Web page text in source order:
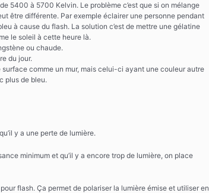
5400 à 5700 Kelvin. Le problème c’est que si on mélange
être différente. Par exemple éclairer une personne pendant
à cause du flash. La solution c’est de mettre une gélatine
le soleil à cette heure là.
ou chaude.
du jour.
comme un mur, mais celui-ci ayant une couleur autre
plus de bleu.
y a une perte de lumière.
minimum et qu’il y a encore trop de lumière, on place
flash. Ça permet de polariser la lumière émise et utiliser en